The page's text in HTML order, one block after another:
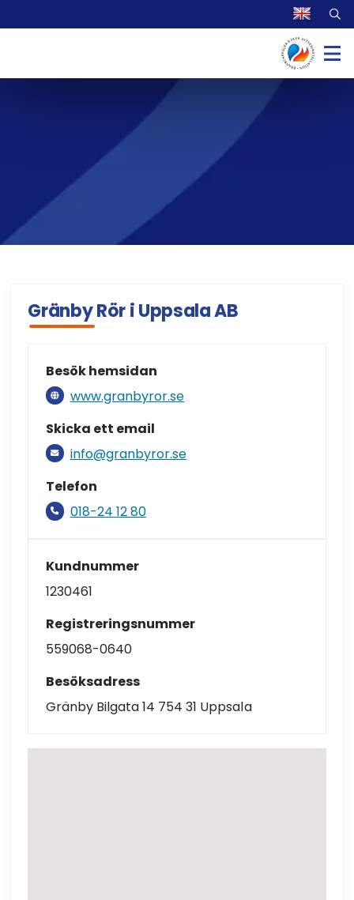
Gränby Rör i Uppsala AB
Besök hemsidan
www.granbyror.se
Skicka ett email
info@granbyror.se
Telefon
018-24 12 80
Kundnummer
1230461
Registreringsnummer
559068-0640
Besöksadress
Gränby Bilgata 14 754 31 Uppsala